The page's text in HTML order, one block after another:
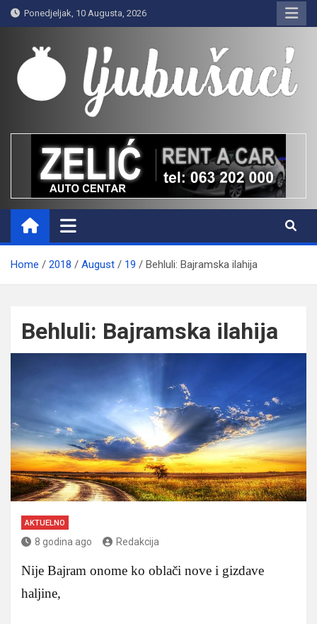
Skip
to
content
Ponedjeljak, 10 Augusta, 2026
Ljubušaci
Svom voljenom gradu
Home 2018 August 19 Behluli: Bajramska ilahija
Behluli: Bajramska ilahija
AKTUELNO
8 godina ago Redakcija
Nije Bajram onome ko oblači nove i gizdave
haljine,